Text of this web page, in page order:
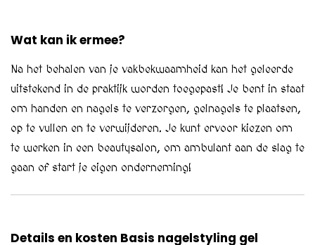
Wat kan ik ermee?
Na het behalen van je vakbekwaamheid kan het geleerde
uitstekend in de praktijk worden toegepast! Je bent in staat
om handen en nagels te verzorgen, gelnagels te plaatsen,
op te vullen en te verwijderen. Je kunt ervoor kiezen om
te werken in een beautysalon, om ambulant aan de slag te
gaan of start je eigen onderneming!
Details en kosten Basis nagelstyling gel